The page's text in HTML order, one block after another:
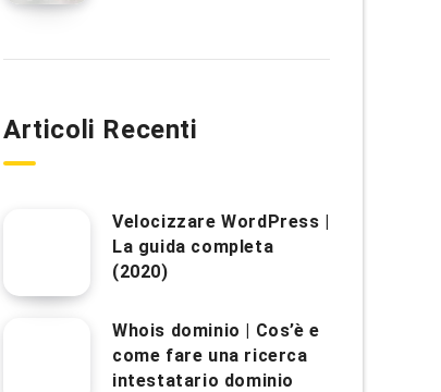
Articoli Recenti
Velocizzare WordPress |
La guida completa
(2020)
Whois dominio | Cos’è e
come fare una ricerca
intestatario dominio